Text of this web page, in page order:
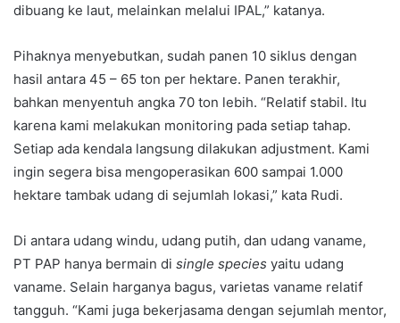
dibuang ke laut, melainkan melalui IPAL,” katanya.
Pihaknya menyebutkan, sudah panen 10 siklus dengan
hasil antara 45 – 65 ton per hektare. Panen terakhir,
bahkan menyentuh angka 70 ton lebih. “Relatif stabil. Itu
karena kami melakukan monitoring pada setiap tahap.
Setiap ada kendala langsung dilakukan adjustment. Kami
ingin segera bisa mengoperasikan 600 sampai 1.000
hektare tambak udang di sejumlah lokasi,” kata Rudi.
Di antara udang windu, udang putih, dan udang vaname,
PT PAP hanya bermain di single species yaitu udang
vaname. Selain harganya bagus, varietas vaname relatif
tangguh. “Kami juga bekerjasama dengan sejumlah mentor,